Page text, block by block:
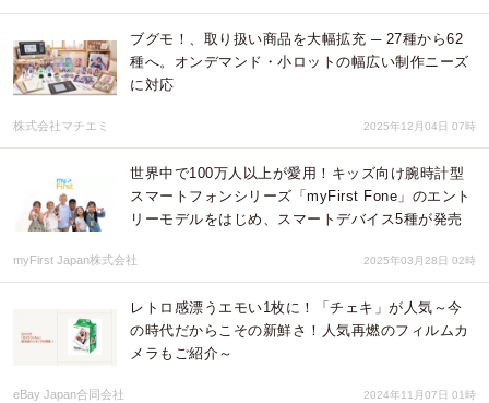
ブグモ！、取り扱い商品を大幅拡充 ─ 27種から62
種へ。オンデマンド・小ロットの幅広い制作ニーズ
に対応
株式会社マチエミ 2025年12月04日 07時
世界中で100万人以上が愛用！キッズ向け腕時計型
スマートフォンシリーズ「myFirst Fone」のエント
リーモデルをはじめ、スマートデバイス5種が発売
myFirst Japan株式会社 2025年03月28日 02時
レトロ感漂うエモい1枚に！「チェキ」が人気～今
の時代だからこその新鮮さ！人気再燃のフィルムカ
メラもご紹介～
eBay Japan合同会社 2024年11月07日 01時